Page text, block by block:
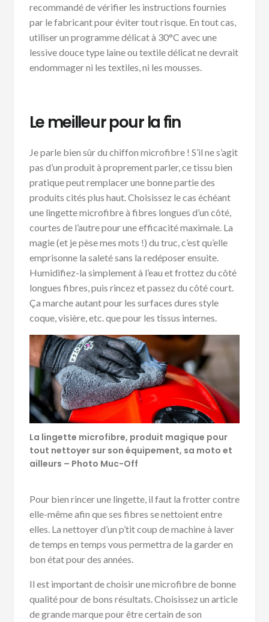
recommandé de vérifier les instructions fournies
par le fabricant pour éviter tout risque. En tout cas,
utiliser un programme délicat à 30°C avec une
lessive douce type laine ou textile délicat ne devrait
endommager ni les textiles, ni les mousses.
Le meilleur pour la fin
Je parle bien sûr du chiffon microfibre ! S’il ne s’agit
pas d’un produit à proprement parler, ce tissu bien
pratique peut remplacer une bonne partie des
produits cités plus haut. Choisissez le cas échéant
une lingette microfibre à fibres longues d’un côté,
courtes de l’autre pour une efficacité maximale. La
magie (et je pèse mes mots !) du truc, c’est qu’elle
emprisonne la saleté sans la redéposer ensuite.
Humidifiez-la simplement à l’eau et frottez du côté
longues fibres, puis rincez et passez du côté court.
Ça marche autant pour les surfaces dures style
coque, visière, etc. que pour les tissus internes.
La lingette microfibre, produit magique pour
tout nettoyer sur son équipement, sa moto et
ailleurs – Photo Muc-Off
Pour bien rincer une lingette, il faut la frotter contre
elle-même afin que ses fibres se nettoient entre
elles. La nettoyer d’un p’tit coup de machine à laver
de temps en temps vous permettra de la garder en
bon état pour des années.
Il est important de choisir une microfibre de bonne
qualité pour de bons résultats. Choisissez un article
de grande marque pour être certain de son